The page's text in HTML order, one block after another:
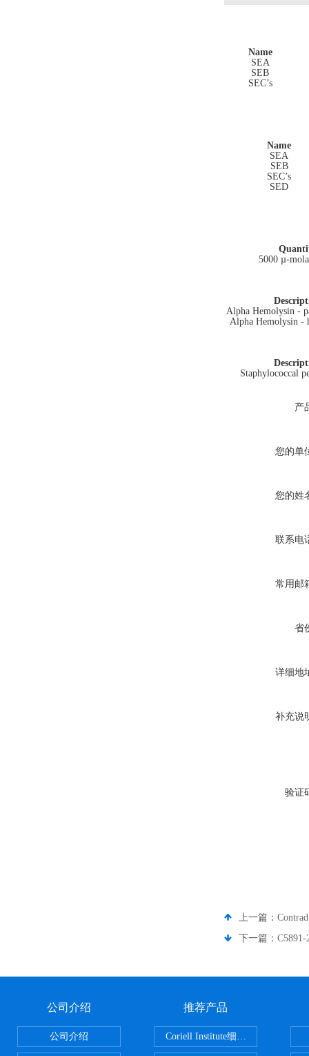
Name
SEA
SEB
SEC’s
Name
SEA
SEB
SEC’s
SED
5000 µ-
Alpha Hemolysin -
Alpha Hemolysin -
Staphylococcal
产
您的单
您的姓
联系电
常用邮
省
详细地
补充说
验证
上一篇：
下一篇：
公司介绍
公司介绍
推荐产品